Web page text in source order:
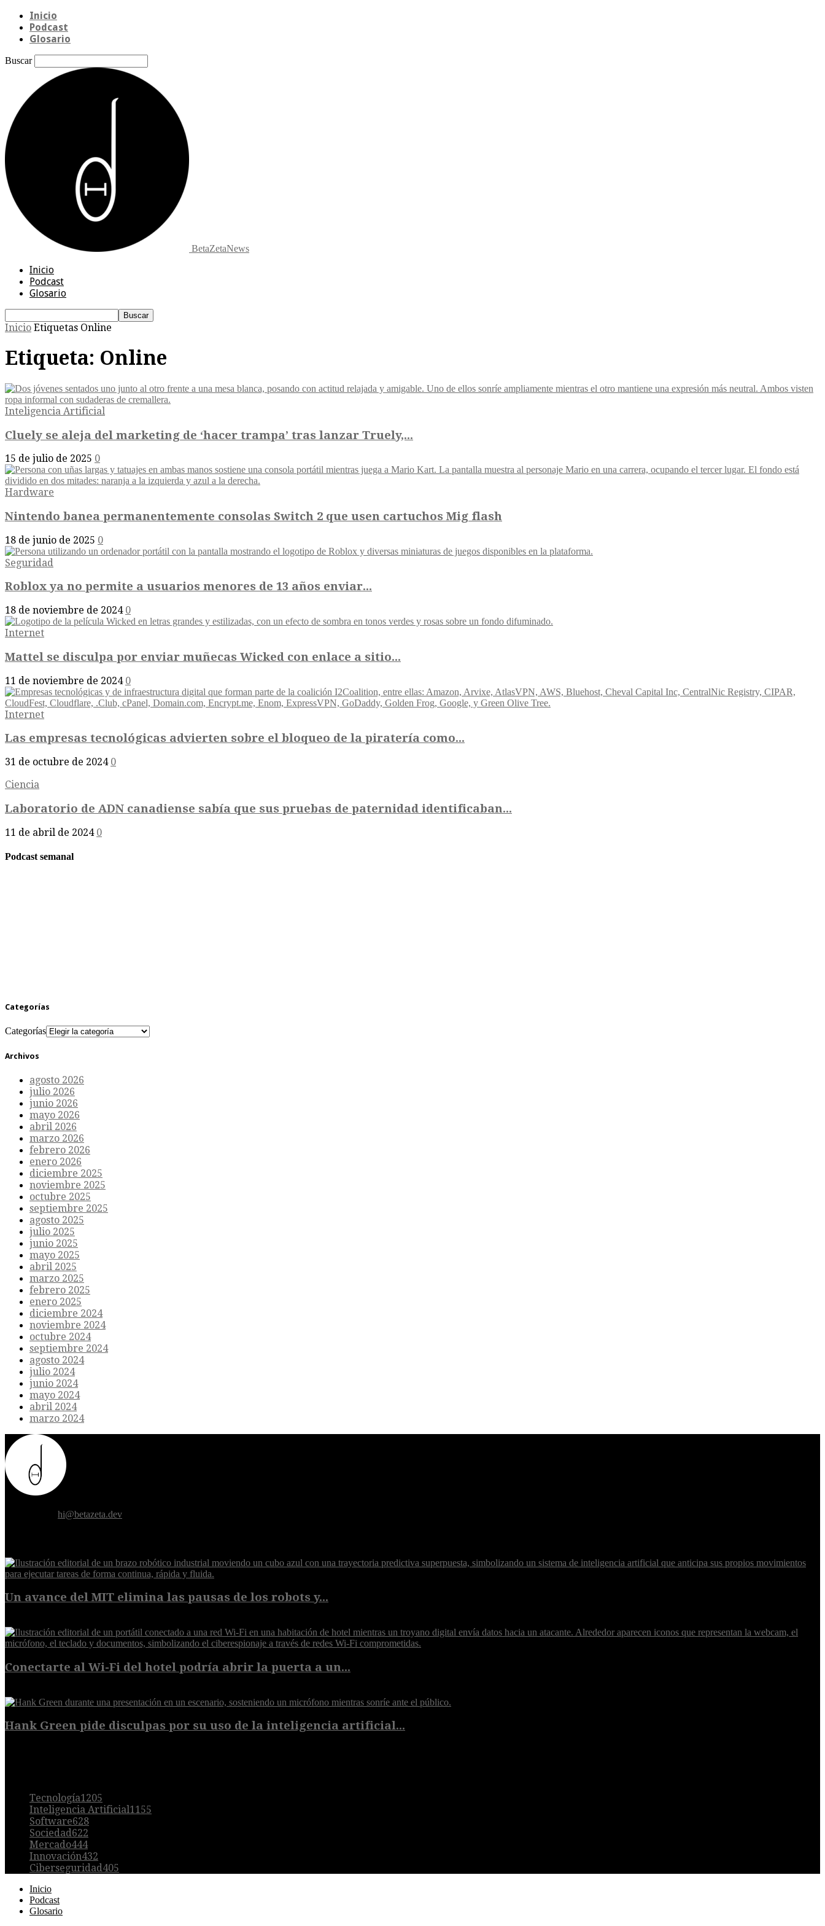
Inicio
Podcast
Glosario
Buscar
BetaZetaNews
Inicio
Podcast
Glosario
Inicio Etiquetas Online
Etiqueta: Online
Inteligencia Artificial
Cluely se aleja del marketing de ‘hacer trampa’ tras lanzar Truely,...
15 de julio de 2025 0
Hardware
Nintendo banea permanentemente consolas Switch 2 que usen cartuchos Mig flash
18 de junio de 2025 0
Seguridad
Roblox ya no permite a usuarios menores de 13 años enviar...
18 de noviembre de 2024 0
Internet
Mattel se disculpa por enviar muñecas Wicked con enlace a sitio...
11 de noviembre de 2024 0
Internet
Las empresas tecnológicas advierten sobre el bloqueo de la piratería como...
31 de octubre de 2024 0
Ciencia
Laboratorio de ADN canadiense sabía que sus pruebas de paternidad identificaban...
11 de abril de 2024 0
Podcast semanal
Categorías
Categorías
Archivos
agosto 2026
julio 2026
junio 2026
mayo 2026
abril 2026
marzo 2026
febrero 2026
enero 2026
diciembre 2025
noviembre 2025
octubre 2025
septiembre 2025
agosto 2025
julio 2025
junio 2025
mayo 2025
abril 2025
marzo 2025
febrero 2025
enero 2025
diciembre 2024
noviembre 2024
octubre 2024
septiembre 2024
agosto 2024
julio 2024
junio 2024
mayo 2024
abril 2024
marzo 2024
hi@betazeta.dev
Un avance del MIT elimina las pausas de los robots y...
Conectarte al Wi-Fi del hotel podría abrir la puerta a un...
Hank Green pide disculpas por su uso de la inteligencia artificial...
Tecnología1205
Inteligencia Artificial1155
Software628
Sociedad622
Mercado444
Innovación432
Ciberseguridad405
Inicio
Podcast
Glosario